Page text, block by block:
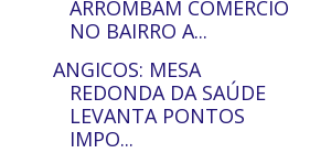
ARROMBAM COMÉRCIO
NO BAIRRO A...
ANGICOS: MESA
REDONDA DA SAÚDE
LEVANTA PONTOS
IMPO...